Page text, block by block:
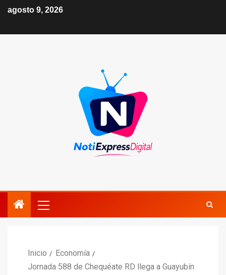
agosto 9, 2026
Inicio
Economía
Jornada 588 de Chequéate RD llega a Guayubín